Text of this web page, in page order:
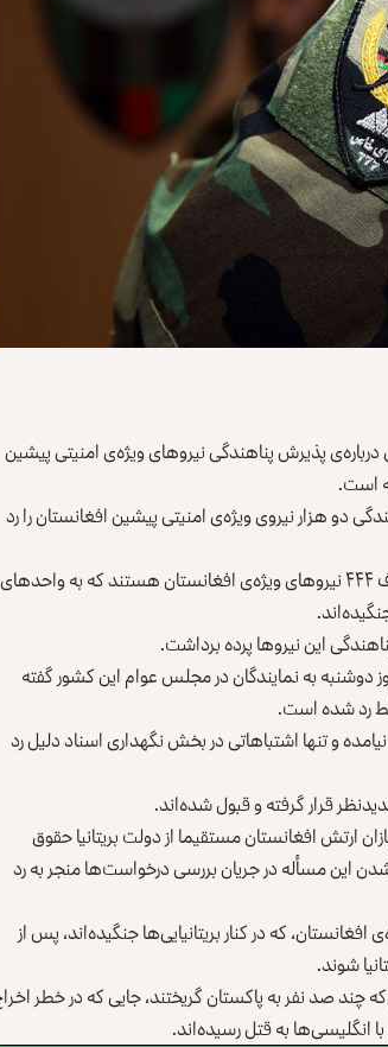
درباره‌ی پذیرش پناهندگی نیروهای ویژه‌ی امنیتی پیشین
است.
دو هزار نیروی ویژه‌ی امنیتی پیشین افغانستان را رد
، این نیروها اعضای قطعات سی‌اف ۳۳۳ و ای‌تی‌اف ۴۴۴ نیروهای ویژه‌ی افغانستان هستند که به واحدهای
دوشنبه به نمایندگان در مجلس عوام این کشور گفته
رد شده است.
و تنها اشتباهاتی در بخش نگهداری اسناد دلیل رد
ارتش افغانستان مستقیما از دولت بریتانیا حقوق
شدن این مسأله در جریان بررسی درخواست‌ها منجر به رد
حدود ۵۰۰ سرباز نیروهای ویژه‌ی افغانستان، که در کنار بریتانیایی‌ها جنگیده‌اند، پس از
شوند.
چند صد نفر به پاکستان گریختند، جایی که در خطر
به قتل رسیده‌اند.